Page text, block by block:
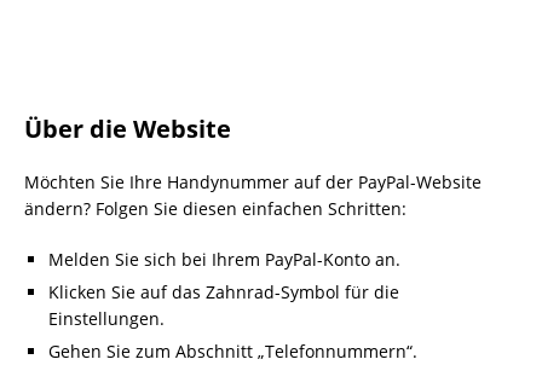
Über die Website
Möchten Sie Ihre Handynummer auf der PayPal-Website
ändern? Folgen Sie diesen einfachen Schritten:
Melden Sie sich bei Ihrem PayPal-Konto an.
Klicken Sie auf das Zahnrad-Symbol für die
Einstellungen.
Gehen Sie zum Abschnitt „Telefonnummern“.